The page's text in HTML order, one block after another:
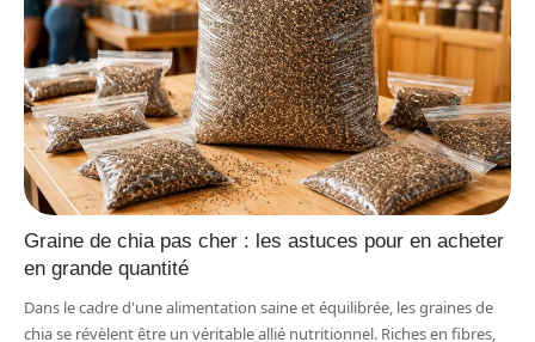
Graine de chia pas cher : les astuces pour en acheter
en grande quantité
Dans le cadre d'une alimentation saine et équilibrée, les graines de
chia se révèlent être un véritable allié nutritionnel. Riches en fibres,